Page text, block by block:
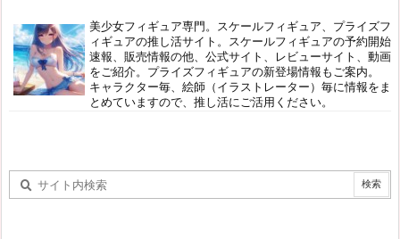
美少女フィギュア専門。スケールフィギュア、プライズフ
ィギュアの推し活サイト。スケールフィギュアの予約開始
速報、販売情報の他、公式サイト、レビューサイト、動画
をご紹介。プライズフィギュアの新登場情報もご案内。
キャラクター毎、絵師（イラストレーター）毎に情報をま
とめていますので、推し活にご活用ください。